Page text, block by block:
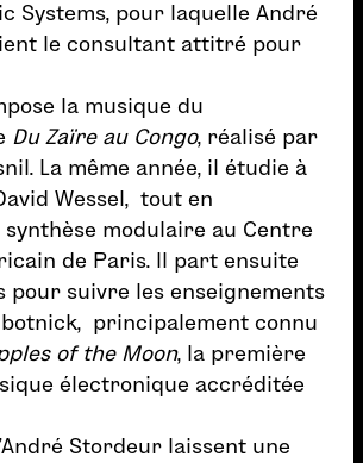
Systems, pour laquelle André
le consultant attitré pour
la musique du
Du Zaïre au Congo, réalisé par
La même année, il étudie à
Wessel, tout en
modulaire au Centre
de Paris. Il part ensuite
pour suivre les enseignements
principalement connu
of the Moon, la première
électronique accréditée
Stordeur laissent une